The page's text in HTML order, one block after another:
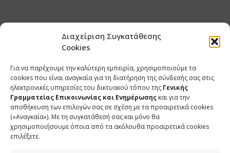
Διαχείριση Συγκατάθεσης
Cookies
Για να παρέχουμε την καλύτερη εμπειρία, χρησιμοποιούμε τα
cookies που είναι αναγκαία για τη διατήρηση της σύνδεσής σας στις
ηλεκτρονικές υπηρεσίες του δικτυακού τόπου της Γενικής
Γραμματείας Επικοινωνίας και Ενημέρωσης και για την
αποθήκευση των επιλογών σας σε σχέση με τα προαιρετικά cookies
(«Αναγκαία»). Με τη συγκατάθεσή σας και μόνο θα
χρησιμοποιήσουμε όποια από τα ακόλουθα προαιρετικά cookies
επιλέξετε.
ΕΠΙΚΟΙΝΩΝΙΑ
Φραγκούδη 11 & Αλεξάνδρου Πάντου